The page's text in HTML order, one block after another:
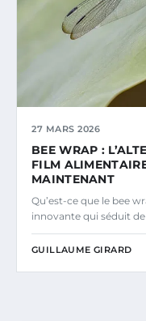
27 MARS 2026
BEE WRAP :
FILM
MAINTENANT
Qu’est-ce que le bee
innovante qui séduit de
GUILLAUME GIRARD